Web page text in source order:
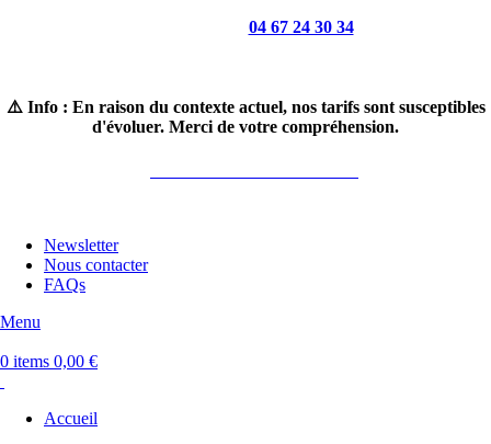
04 67 24 30 34
⚠️ Info : En raison du contexte actuel, nos tarifs sont susceptibles
d'évoluer. Merci de votre compréhension.
Newsletter
Nous contacter
FAQs
Menu
0 items 0,00 €
Accueil